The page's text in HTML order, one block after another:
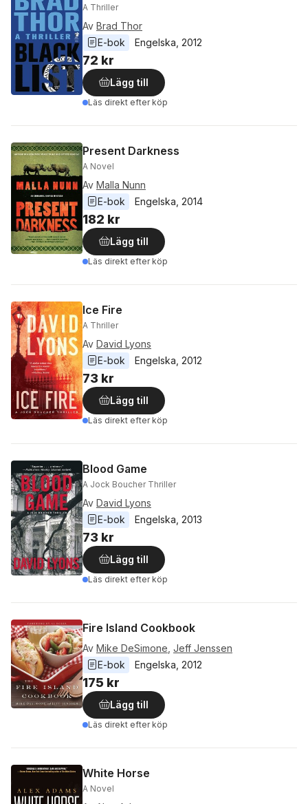
A Thriller
Av Brad Thor
E-bok
Engelska 2012
72 kr
Lägg till
Läs direkt efter köp
Present Darkness
A Novel
Av Malla Nunn
E-bok
Engelska 2014
182 kr
Lägg till
Läs direkt efter köp
Ice Fire
A Thriller
Av David Lyons
E-bok
Engelska 2012
73 kr
Lägg till
Läs direkt efter köp
Blood Game
A Jock Boucher Thriller
Av David Lyons
E-bok
Engelska 2013
73 kr
Lägg till
Läs direkt efter köp
Fire Island Cookbook
Av Mike DeSimone Jeff Jenssen
E-bok
Engelska 2012
175 kr
Lägg till
Läs direkt efter köp
White Horse
A Novel